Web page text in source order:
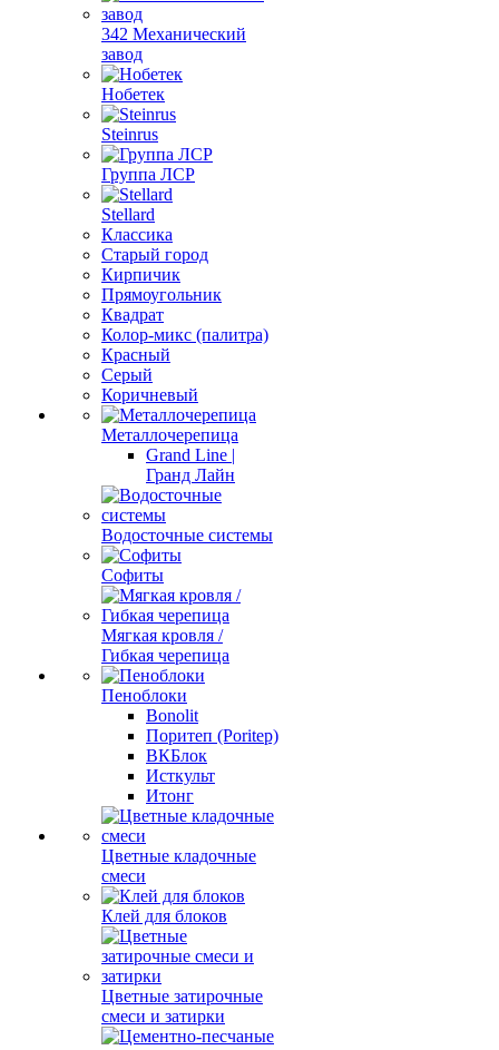
342 Механический
завод
Нобетек
Steinrus
Группа ЛСР
Stellard
Классика
Старый город
Кирпичик
Прямоугольник
Квадрат
Колор-микс (палитра)
Красный
Серый
Коричневый
Металлочерепица
Grand Line |
Гранд Лайн
Водосточные системы
Софиты
Мягкая кровля /
Гибкая черепица
Пеноблоки
Bonolit
Поритеп (Poritep)
ВКБлок
Исткульт
Итонг
Цветные кладочные
смеси
Клей для блоков
Цветные затирочные
смеси и затирки